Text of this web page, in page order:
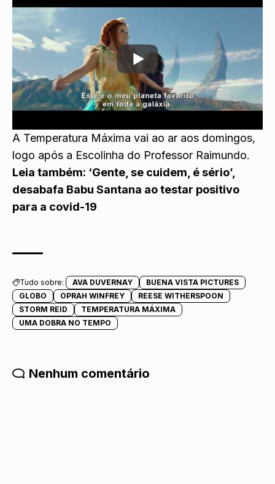
A Temperatura Máxima vai ao ar aos domingos,
logo após a Escolinha do Professor Raimundo.
Leia também: ‘Gente, se cuidem, é sério’,
desabafa Babu Santana ao testar positivo
para a covid-19
Tudo sobre: AVA DUVERNAY
BUENA VISTA PICTURES
GLOBO
OPRAH WINFREY
REESE WITHERSPOON
STORM REID
TEMPERATURA MÁXIMA
UMA DOBRA NO TEMPO
Nenhum comentário